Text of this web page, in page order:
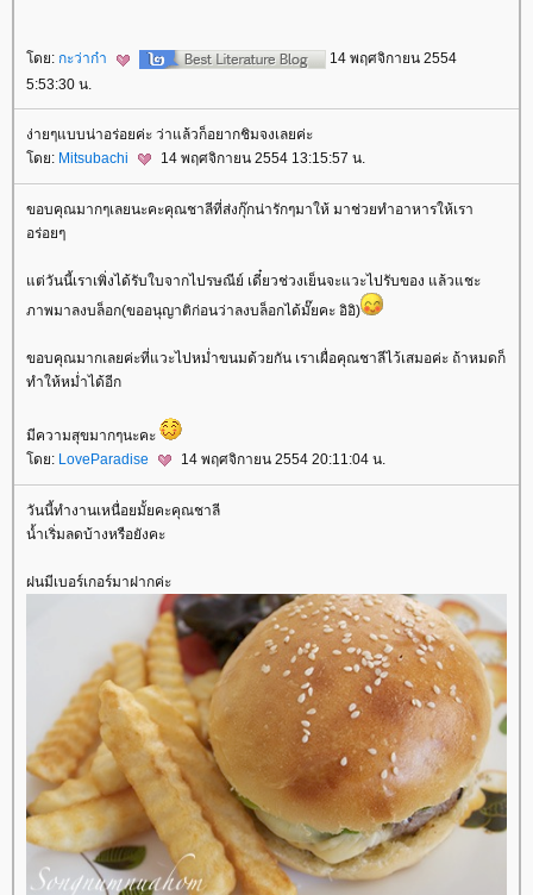
ดย: กะว่าก๋า
14 พฤศจิกายน 2554
5:53:30 น.
ง่ายๆแบบน่าอร่อยค่ะ ว่าแล้วก็อยากชิมจงเลยค่ะ
ดย: Mitsubachi 14 พฤศจิกายน 2554 13:15:57 น.
ขอบคุณมากๆเลยนะคะคุณชาลีที่ส่งกุ๊กน่ารักๆมาให้ มาช่วยทำอาหารให้เรา
อร่อยๆ
ต่วันนี้เราเพิ่งได้รับใบจากไปรษณีย์ เดี๋ยวช่วงเย็นจะแวะไปรับของ แล้วแชะ
ภาพมาลงบล็อก(ขออนุญาติก่อนว่าลงบล็อกได้มั๊ยคะ อิอิ)
ขอบคุณมากเลยค่ะที่แวะไปหมํ่าขนมด้วยกัน เราเผื่อคุณชาลีไว้เสมอค่ะ ถ้าหมดก็
ทำให้หมํ่าได้อีก
มีความสุขมากๆนะคะ
ดย: LoveParadise 14 พฤศจิกายน 2554 20:11:04 น.
วันนี้ทำงานเหนื่อยมั้ยคะคุณชาลี
น้ำเริ่มลดบ้างหรือยังคะ
ฝนมีเบอร์เกอร์มาฝากค่ะ